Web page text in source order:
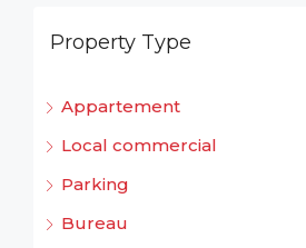
Property Type
Appartement
Local commercial
Parking
Bureau